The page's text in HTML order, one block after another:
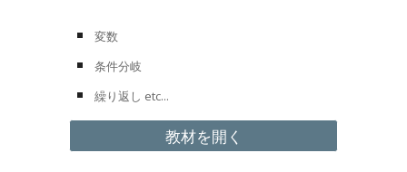
変数
条件分岐
繰り返し etc...
教材を開く